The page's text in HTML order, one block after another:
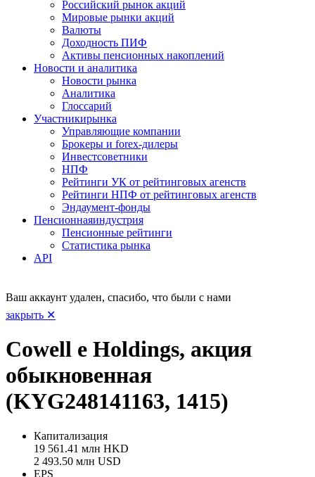
Российский рынок акций
Мировые рынки акций
Валюты
Доходность ПИФ
Активы пенсионных накоплений
Новости и аналитика
Новости рынка
Аналитика
Глоссарий
Участникирынка
Управляющие компании
Брокеры и forex-дилеры
Инвестсоветники
НПФ
Рейтинги УК от рейтинговых агенств
Рейтинги НПФ от рейтинговых агенств
Эндаумент-фонды
Пенсионнаяиндустрия
Пенсионные рейтинги
Статистика рынка
API
Ваш аккаунт удален, спасибо, что были с нами
закрыть ✕
Cowell e Holdings, акция
обыкновенная
(KYG248141163, 1415)
Капитализация
19 561.41 млн HKD
2 493.50 млн USD
EPS